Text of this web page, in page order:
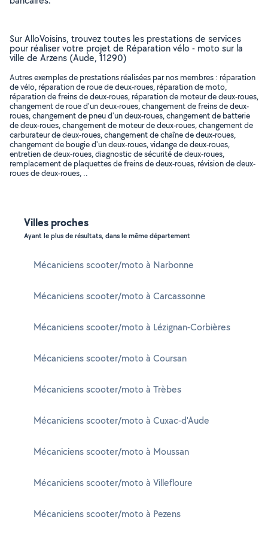
Sur AlloVoisins, trouvez toutes les prestations de services
pour réaliser votre projet de Réparation vélo - moto sur la
ville de Arzens (Aude, 11290)
Autres exemples de prestations réalisées par nos membres : réparation
de vélo, réparation de roue de deux-roues, réparation de moto,
réparation de freins de deux-roues, réparation de moteur de deux-roues,
changement de roue d'un deux-roues, changement de freins de deux-
roues, changement de pneu d'un deux-roues, changement de batterie
de deux-roues, changement de moteur de deux-roues, changement de
carburateur de deux-roues, changement de chaîne de deux-roues,
changement de bougie d'un deux-roues, vidange de deux-roues,
entretien de deux-roues, diagnostic de sécurité de deux-roues,
remplacement de plaquettes de freins de deux-roues, révision de deux-
roues de deux-roues, ..
Villes proches
Ayant le plus de résultats, dans le même département
Mécaniciens scooter/moto à Narbonne
Mécaniciens scooter/moto à Carcassonne
Mécaniciens scooter/moto à Lézignan-Corbières
Mécaniciens scooter/moto à Coursan
Mécaniciens scooter/moto à Trèbes
Mécaniciens scooter/moto à Cuxac-d'Aude
Mécaniciens scooter/moto à Moussan
Mécaniciens scooter/moto à Villefloure
Mécaniciens scooter/moto à Pezens